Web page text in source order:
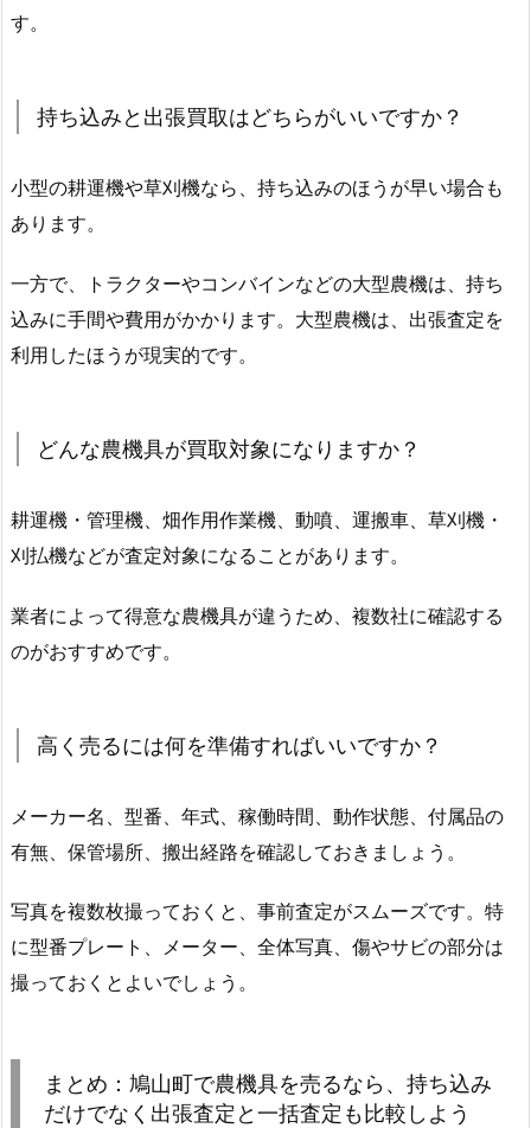
す。
持ち込みと出張買取はどちらがいいですか？
小型の耕運機や草刈機なら、持ち込みのほうが早い場合も
あります。
一方で、トラクターやコンバインなどの大型農機は、持ち
込みに手間や費用がかかります。大型農機は、出張査定を
利用したほうが現実的です。
どんな農機具が買取対象になりますか？
耕運機・管理機、畑作用作業機、動噴、運搬車、草刈機・
刈払機などが査定対象になることがあります。
業者によって得意な農機具が違うため、複数社に確認する
のがおすすめです。
高く売るには何を準備すればいいですか？
メーカー名、型番、年式、稼働時間、動作状態、付属品の
有無、保管場所、搬出経路を確認しておきましょう。
写真を複数枚撮っておくと、事前査定がスムーズです。特
に型番プレート、メーター、全体写真、傷やサビの部分は
撮っておくとよいでしょう。
まとめ：鳩山町で農機具を売るなら、持ち込み
だけでなく出張査定と一括査定も比較しよう